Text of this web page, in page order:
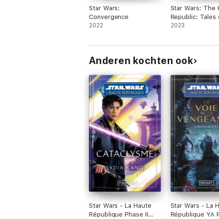
Star Wars:
Convergence
2022
Star Wars: The
Republic: Tales
and Life
2023
Anderen kochten ook
Star Wars - La Haute
République Phase II
Star Wars - La
République YA